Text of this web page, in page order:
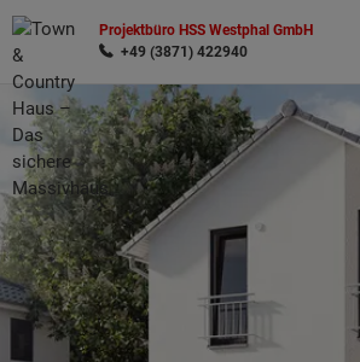
Projektbüro HSS Westphal GmbH
+49 (3871) 422940
Wonach möchten Sie